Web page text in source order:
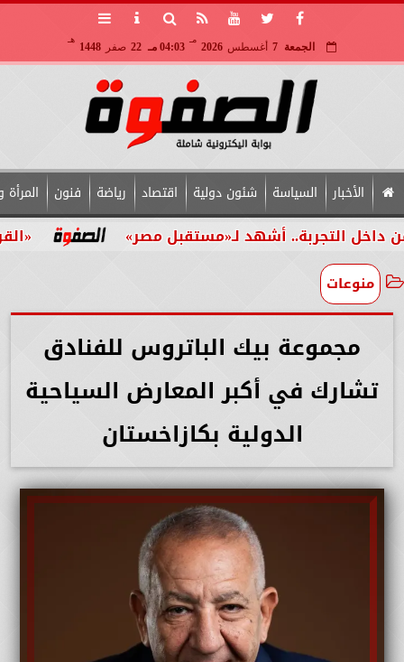
الجمعة 7 أغسطس 2026
مـ
04:03 مـ 22 صفر 1448
هـ
الأخبار السياسة شئون دولية اقتصاد رياضة فنون
«القومي أشهد لـ«مستقبل مصر»
منوعات
مجموعة بيك الباتروس للفنادق
تشارك في أكبر المعارض السياحية
الدولية بكازاخستان